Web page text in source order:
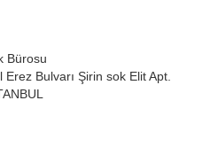
Bürosu
Bulvarı Şirin sok Elit Apt.